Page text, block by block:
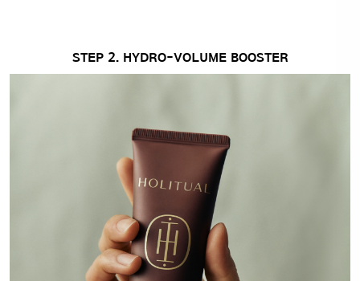
STEP 2. HYDRO-VOLUME BOOSTER